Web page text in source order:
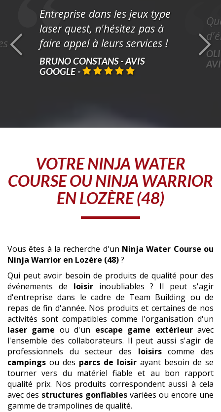
Entreprise dans les jeux type
laser quest, n'hésitez pas à
faire appel à leurs services !
BRUNO CONSTANS - AVIS
GOOGLE -
VOTRENINJA WATER
COURSE OU NINJA WARRIOR
EN LOZÈRE (48)
Vous êtes à la recherche d'un Ninja Water Course ou
Ninja Warrior en Lozère (48)?
Qui peut avoir besoin de produits de qualité pour des
événements de loisirinoubliables ? Il peut s'agir
d'entreprise dans le cadre de Team Building ou de
repas de fin d'année. Nos produits et certaines de nos
activités sont compatibles comme l'organisation d'un
laser game ou d'un escape game extérieuravec
l'ensemble des collaborateurs. Il peut aussi s'agir de
professionnels du secteur des loisirscomme des
campings ou des parcs de loisir ayant besoin de se
tourner vers du matériel fiable et au bon rapport
qualité prix. Nos produits correspondent aussi à cela
avec des structures gonflables variées ou encore une
gamme de trampolines de qualité.